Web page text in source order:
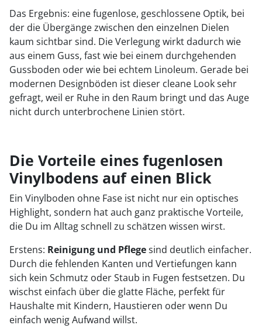
Das Ergebnis: eine fugenlose, geschlossene Optik, bei
der die Übergänge zwischen den einzelnen Dielen
kaum sichtbar sind. Die Verlegung wirkt dadurch wie
aus einem Guss, fast wie bei einem durchgehenden
Gussboden oder wie bei echtem Linoleum. Gerade bei
modernen Designböden ist dieser cleane Look sehr
gefragt, weil er Ruhe in den Raum bringt und das Auge
nicht durch unterbrochene Linien stört.
Die Vorteile eines fugenlosen
Vinylbodens auf einen Blick
Ein Vinylboden ohne Fase ist nicht nur ein optisches
Highlight, sondern hat auch ganz praktische Vorteile,
die Du im Alltag schnell zu schätzen wissen wirst.
Erstens: Reinigung und Pflegesind deutlich einfacher.
Durch die fehlenden Kanten und Vertiefungen kann
sich kein Schmutz oder Staub in Fugen festsetzen. Du
wischst einfach über die glatte Fläche, perfekt für
Haushalte mit Kindern, Haustieren oder wenn Du
einfach wenig Aufwand willst.